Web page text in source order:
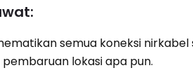
semua koneksi
lokasi apa pun.